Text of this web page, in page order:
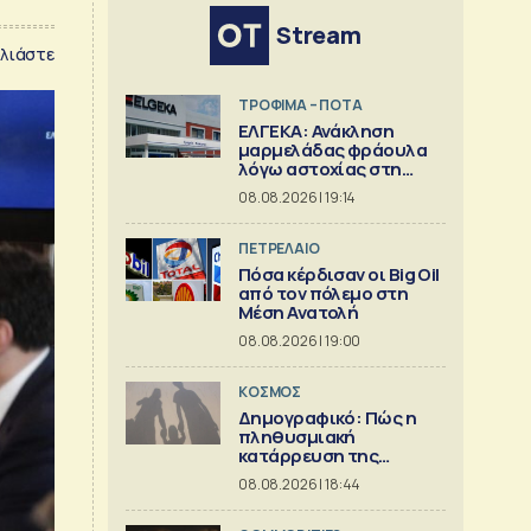
Stream
ΤΡΟΦΙΜΑ – ΠΟΤΑ
ΕΛΓΕΚΑ: Ανάκληση
μαρμελάδας φράουλα
λόγω αστοχίας στη
γυάλινη συσκευασία
08.08.2026 | 19:14
ΠΕΤΡΕΛΑΙΟ
Πόσα κέρδισαν οι Big Oil
από τον πόλεμο στη
Μέση Ανατολή
08.08.2026 | 19:00
ΚΟΣΜΟΣ
Δημογραφικό: Πώς η
πληθυσμιακή
κατάρρευση της
Ευρώπης
συμπαρασύρει το
κράτος πρόνοιας
08.08.2026 | 18:44